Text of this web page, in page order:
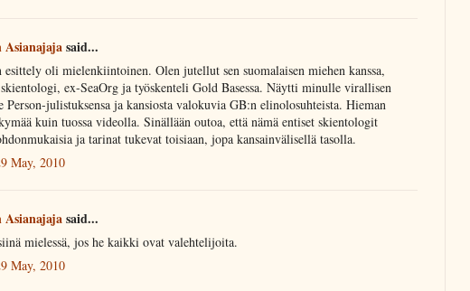
Asianajajasaid...
esittely oli mielenkiintoinen. Olen jutellut sen suomalaisen miehen kanssa,
ex-SeaOrg ja työskenteli Gold Basessa. Näytti minulle virallisen
Person-julistuksensa ja kansiosta valokuvia GB:n elinolosuhteista. Hieman
kuin tuossa videolla. Sinällään outoa, että nämä entiset skientologit
ja tarinat tukevat toisiaan, jopa kansainvälisellä tasolla.
May, 2010
Asianajajasaid...
mielessä, jos he kaikki ovat valehtelijoita.
May, 2010